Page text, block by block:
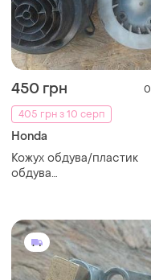
450 грн
0
405 грн з 10 серп
Honda
Кожух обдува/пластик
обдува
af34/35.хонда діо 34/35.